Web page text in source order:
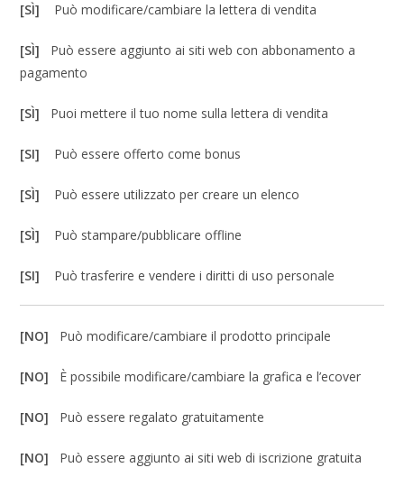
[SÌ] Può modificare/cambiare la lettera di vendita
[SÌ] Può essere aggiunto ai siti web con abbonamento a
pagamento
[SÌ] Puoi mettere il tuo nome sulla lettera di vendita
[SI] Può essere offerto come bonus
[SÌ] Può essere utilizzato per creare un elenco
[SÌ] Può stampare/pubblicare offline
[SI] Può trasferire e vendere i diritti di uso personale
[NO] Può modificare/cambiare il prodotto principale
[NO] È possibile modificare/cambiare la grafica e l’ecover
[NO] Può essere regalato gratuitamente
[NO] Può essere aggiunto ai siti web di iscrizione gratuita